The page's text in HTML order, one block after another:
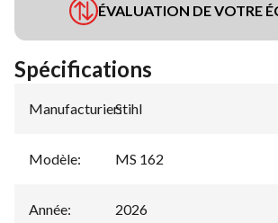
ÉVALUATION DE VOTRE
Spécifications
Manufacturier:
Stihl
Modèle: MS 162
Année: 2026